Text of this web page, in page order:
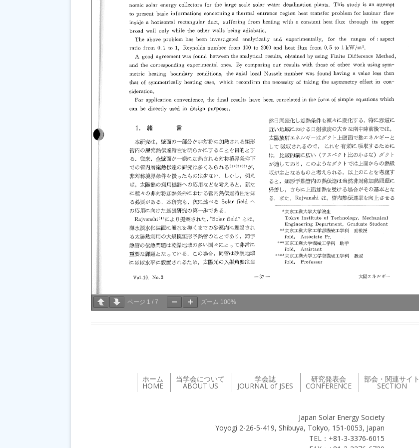
ページ 1 / 7 ズーム 100%
ホーム
HOME
当学会について
ABOUT US
学会誌
JOURNAL of JSES
研究発表会
CONFERENCE
部会・関連サイト
SECTION
Japan Solar Energy Society
Yoyogi 2-26-5-419, Shibuya, Tokyo, 151-0053, Japan
TEL：+81-3-3376-6015